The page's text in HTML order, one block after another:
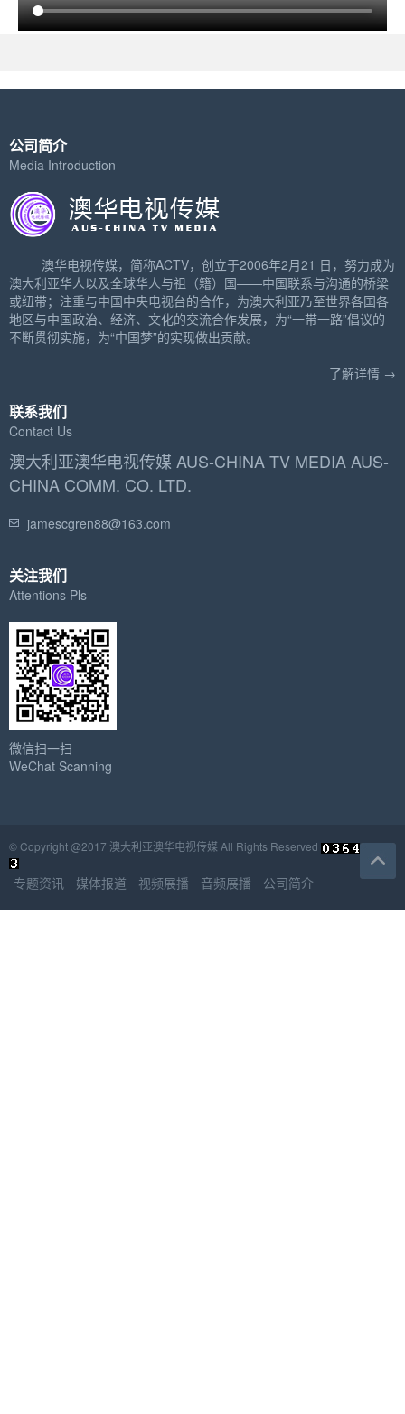
公司简介
Media Introduction
澳华电视传媒，简称ACTV，创立于2006年2月21 日，努力成为
澳大利亚华人以及全球华人与祖（籍）国——中国联系与沟通的桥梁
或纽带；注重与中国中央电视台的合作，为澳大利亚乃至世界各国各
地区与中国政治、经济、文化的交流合作发展，为“一带一路”倡议的
不断贯彻实施，为“中国梦”的实现做出贡献。
了解详情 →
联系我们
Contact Us
澳大利亚澳华电视传媒 AUS-CHINA TV MEDIA AUS-
CHINA COMM. CO. LTD.
jamescgren88@163.com
关注我们
Attentions Pls
微信扫一扫
WeChat Scanning
© Copyright @2017 澳大利亚澳华电视传媒 All Rights Reserved
专题资讯 媒体报道 视频展播 音频展播 公司简介